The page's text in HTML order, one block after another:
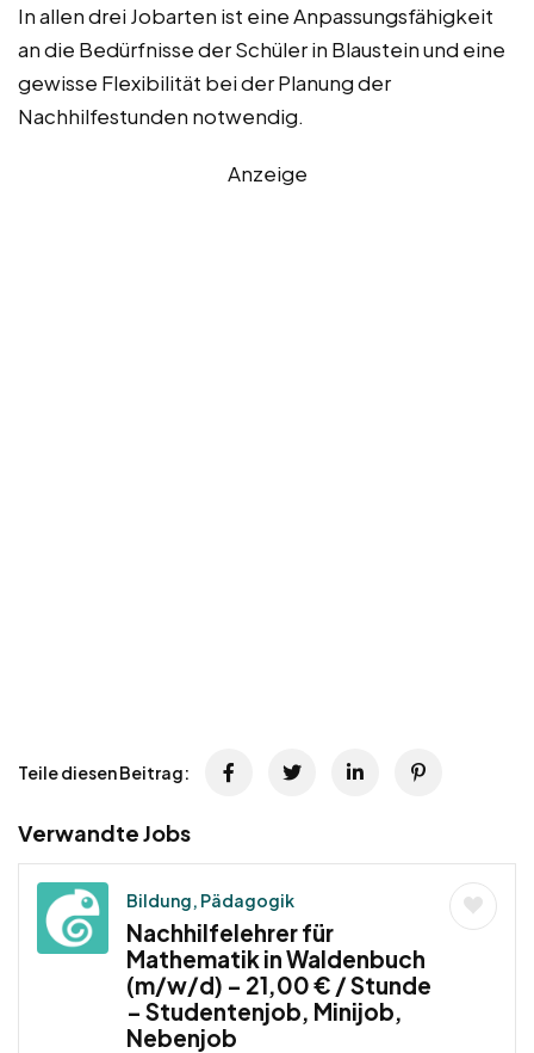
In allen drei Jobarten ist eine Anpassungsfähigkeit
an die Bedürfnisse der Schüler in Blaustein und eine
gewisse Flexibilität bei der Planung der
Nachhilfestunden notwendig.
Anzeige
Teile diesen Beitrag:
Verwandte Jobs
Bildung, Pädagogik
Nachhilfelehrer für
Mathematik in Waldenbuch
(m/w/d) – 21,00 € / Stunde
– Studentenjob, Minijob,
Nebenjob